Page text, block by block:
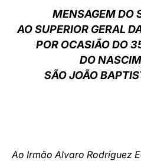
MENSAGEM DO
AO SUPERIOR GERAL
POR OCASIÃO DO
DO
SÃO JOÃO
Ao Irmão Alvaro Rodríguez